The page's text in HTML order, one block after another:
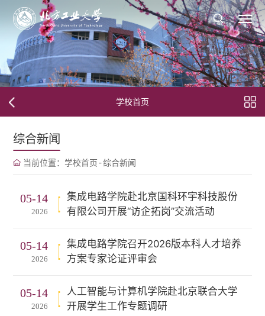
学校首页
综合新闻
当前位置： 学校首页-综合新闻
05-14
2026
集成电路学院赴北京国科环宇科技股份
有限公司开展“访企拓岗”交流活动
05-14
2026
集成电路学院召开2026版本科人才培养
方案专家论证评审会
05-14
2026
人工智能与计算机学院赴北京联合大学
开展学生工作专题调研